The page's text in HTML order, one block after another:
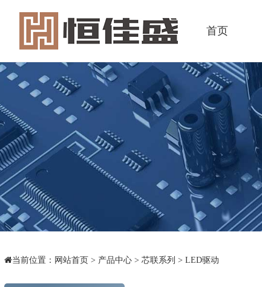
首页
当前位置： 网站首页 > 产品中心> 芯联系列 > LED驱动